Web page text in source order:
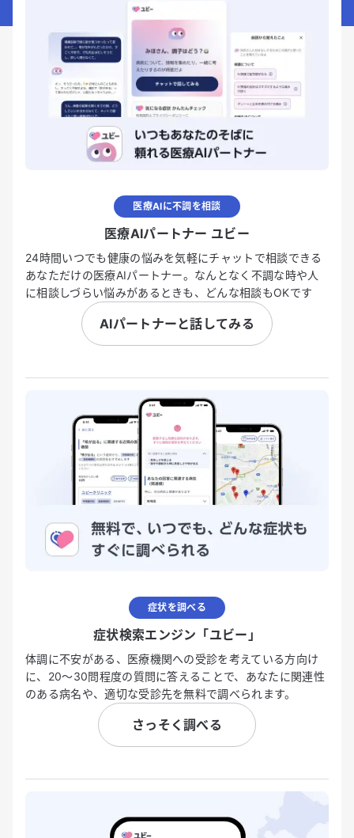
医療AIに不調を相談
医療AIパートナー ユビー
24時間いつでも健康の悩みを気軽にチャットで相談できる
あなただけの医療AIパートナー。なんとなく不調な時や人
に相談しづらい悩みがあるときも、どんな相談もOKです
AIパートナーと話してみる
症状を調べる
症状検索エンジン「ユビー」
体調に不安がある、医療機関への受診を考えている方向け
に、20〜30問程度の質問に答えることで、あなたに関連性
のある病名や、適切な受診先を無料で調べられます。
さっそく調べる